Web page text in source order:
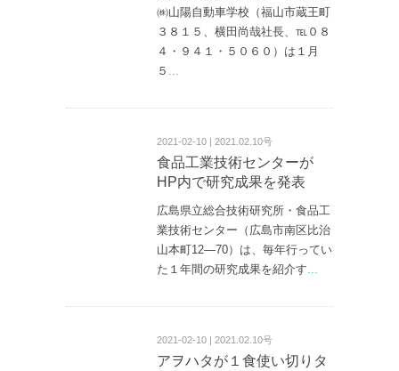
㈱山陽自動車学校（福山市蔵王町
３８１５、横田尚哉社長、℡０８
４・９４１・５０６０）は１月
５
2021-02-10 | 2021.02.10号
食品工業技術センターが
HP内で研究成果を発表
広島県立総合技術研究所・食品工
業技術センター（広島市南区比治
山本町12—70）は、毎年行ってい
た１年間の研究成果を紹介す
2021-02-10 | 2021.02.10号
アヲハタが１食使い切りタ